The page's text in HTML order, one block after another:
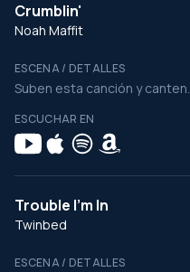
Crumblin'
Noah Maffit
ESCENA / DETALLES
Suben esta canción y canten.
ESCUCHAR EN
Trouble I'm In
Twinbed
ESCENA / DETALLES